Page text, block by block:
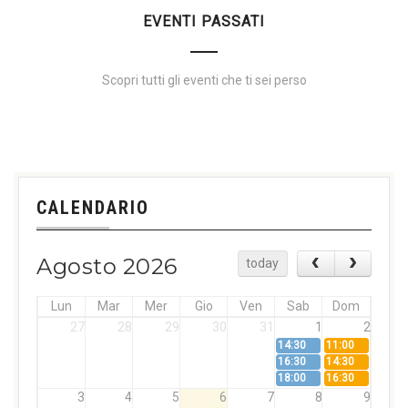
EVENTI PASSATI
Scopri tutti gli eventi che ti sei perso
CALENDARIO
Agosto 2026 today
Lun Mar Mer Gio Ven Sab
Dom
27
28 29 30 31 1 2
14:30
11:00
16:30
14:30
18:00
16:30
3 4 5 6 7 8 9